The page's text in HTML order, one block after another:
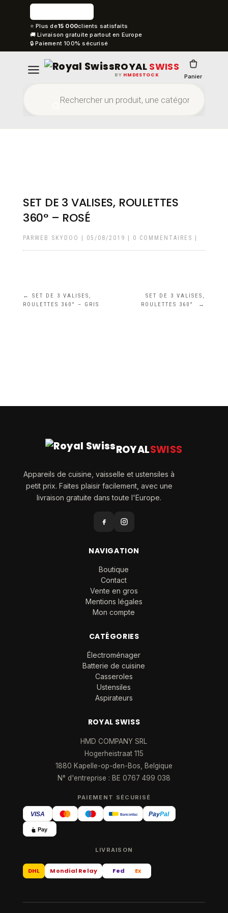
⭐ Plus de15 000clients satisfaits
🚚 Livraison gratuite partout en Europe
🔒 Paiement 100% sécurisé
ROYAL SWISS
BY HMDESTOCK Panier
SET DE 3 VALISES, ROULETTES
360° – ROSÉ
PARWEB SKYDOO 05/08/2019 0 COMMENTAIRES
←
SET DE 3 VALISES,
ROULETTES 360° – GRIS
SET DE 3 VALISES,
ROULETTES 360°
→
ROYALSWISS
Appareils de cuisine, vaisselle et ustensiles à
petit prix. Faites plaisir facilement, avec une
livraison gratuite dans toute l'Europe.
NAVIGATION
Boutique
Contact
Vente en gros
Mentions légales
Mon compte
CATÉGORIES
Électroménager
Batterie de cuisine
Casseroles
Ustensiles
Aspirateurs
ROYAL SWISS
HMD COMPANY SRL
Hogerheistraat 115
1880 Kapelle-op-den-Bos, Belgique
N° d'entreprise : BE 0767 499 038
PAIEMENT SÉCURISÉ
VISA Bancontact PayPal
Pay
LIVRAISON
DHL Mondial Relay Fed Ex